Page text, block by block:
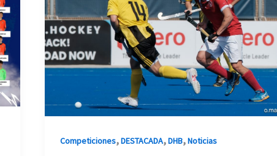
Competiciones,DESTACADA,DHB,Noticias